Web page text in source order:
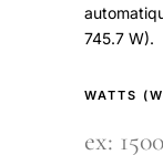
745.7 W).
WATTS